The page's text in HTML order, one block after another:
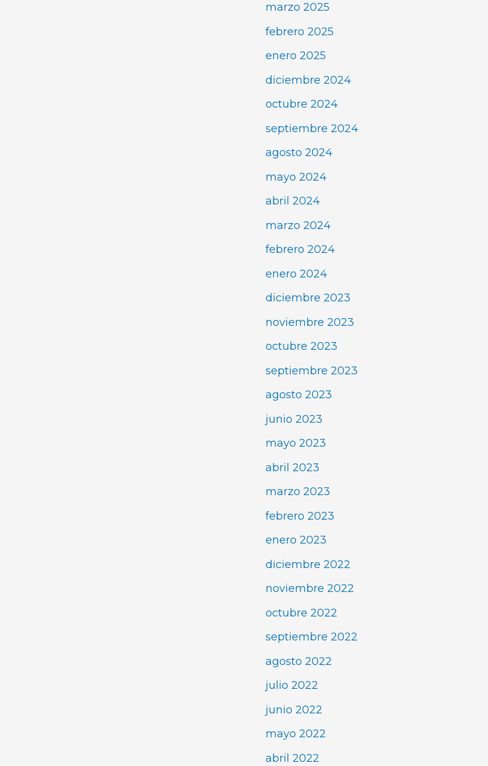
marzo 2025
febrero 2025
enero 2025
diciembre 2024
octubre 2024
septiembre 2024
agosto 2024
mayo 2024
abril 2024
marzo 2024
febrero 2024
enero 2024
diciembre 2023
noviembre 2023
octubre 2023
septiembre 2023
agosto 2023
junio 2023
mayo 2023
abril 2023
marzo 2023
febrero 2023
enero 2023
diciembre 2022
noviembre 2022
octubre 2022
septiembre 2022
agosto 2022
julio 2022
junio 2022
mayo 2022
abril 2022